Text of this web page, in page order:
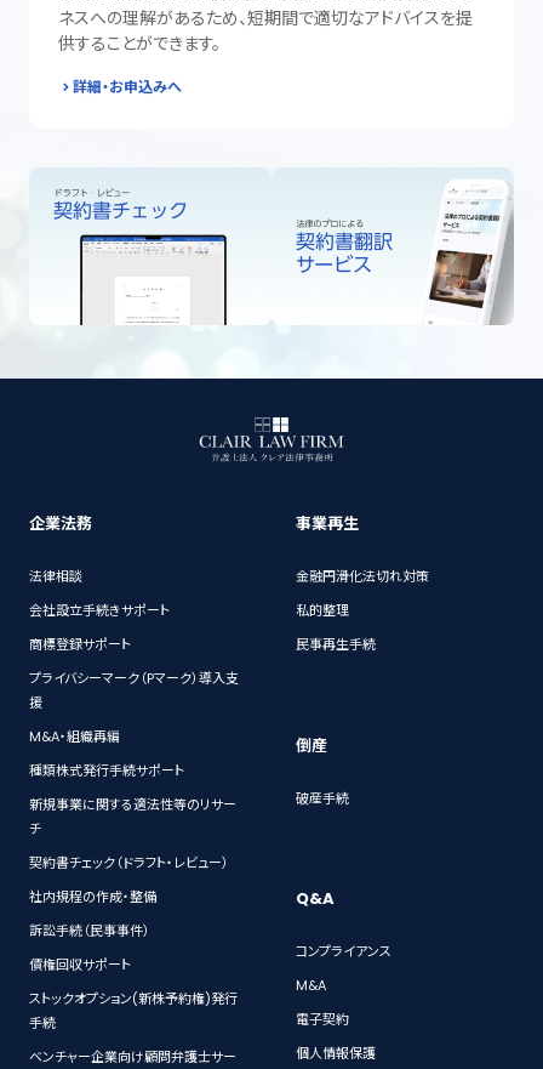
ネスへの理解があるため、短期間で適切なアドバイスを提
供することができます。
詳細・お申込みへ
企業法務
法律相談
会社設立手続きサポート
商標登録サポート
プライバシーマーク（Pマーク）導入支
援
M&A・組織再編
種類株式発行手続サポート
新規事業に関する適法性等のリサー
チ
契約書チェック（ドラフト・レビュー）
社内規程の作成・整備
訴訟手続（民事事件）
債権回収サポート
ストックオプション(新株予約権)発行
手続
ベンチャー企業向け顧問弁護士サー
事業再生
金融円滑化法切れ対策
私的整理
民事再生手続
倒産
破産手続
Q&A
コンプライアンス
M&A
電子契約
個人情報保護